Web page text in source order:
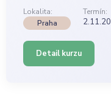
Lokalita:
Termín:
Praha
Detail kurzu